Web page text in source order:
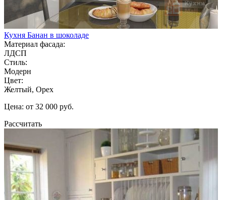
Кухня Банан в шоколаде
Материал фасада:
ЛДСП
Стиль:
Модерн
Цвет:
Желтый, Орех
Цена: от 32 000 руб.
Рассчитать